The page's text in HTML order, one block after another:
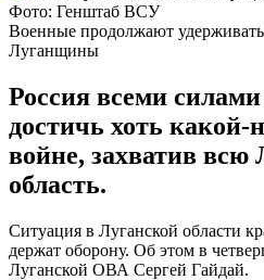
Фото: Генштаб ВСУ
Военные продолжают
Луганщины
Россия всеми
достичь хоть какой-
войне, захватив всю
область.
Ситуация в Луганской области
держат оборону. Об этом в
Луганской ОВА Сергей Гайдай.